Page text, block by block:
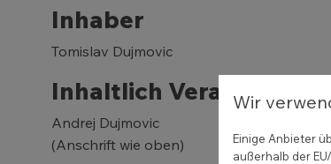
Inhaber
Tomislav Dujmovic
Inhaltlich
Andrej Dujmovic
(Anschrift wie oben)
Wir
Einige Anbieter
außerhalb der